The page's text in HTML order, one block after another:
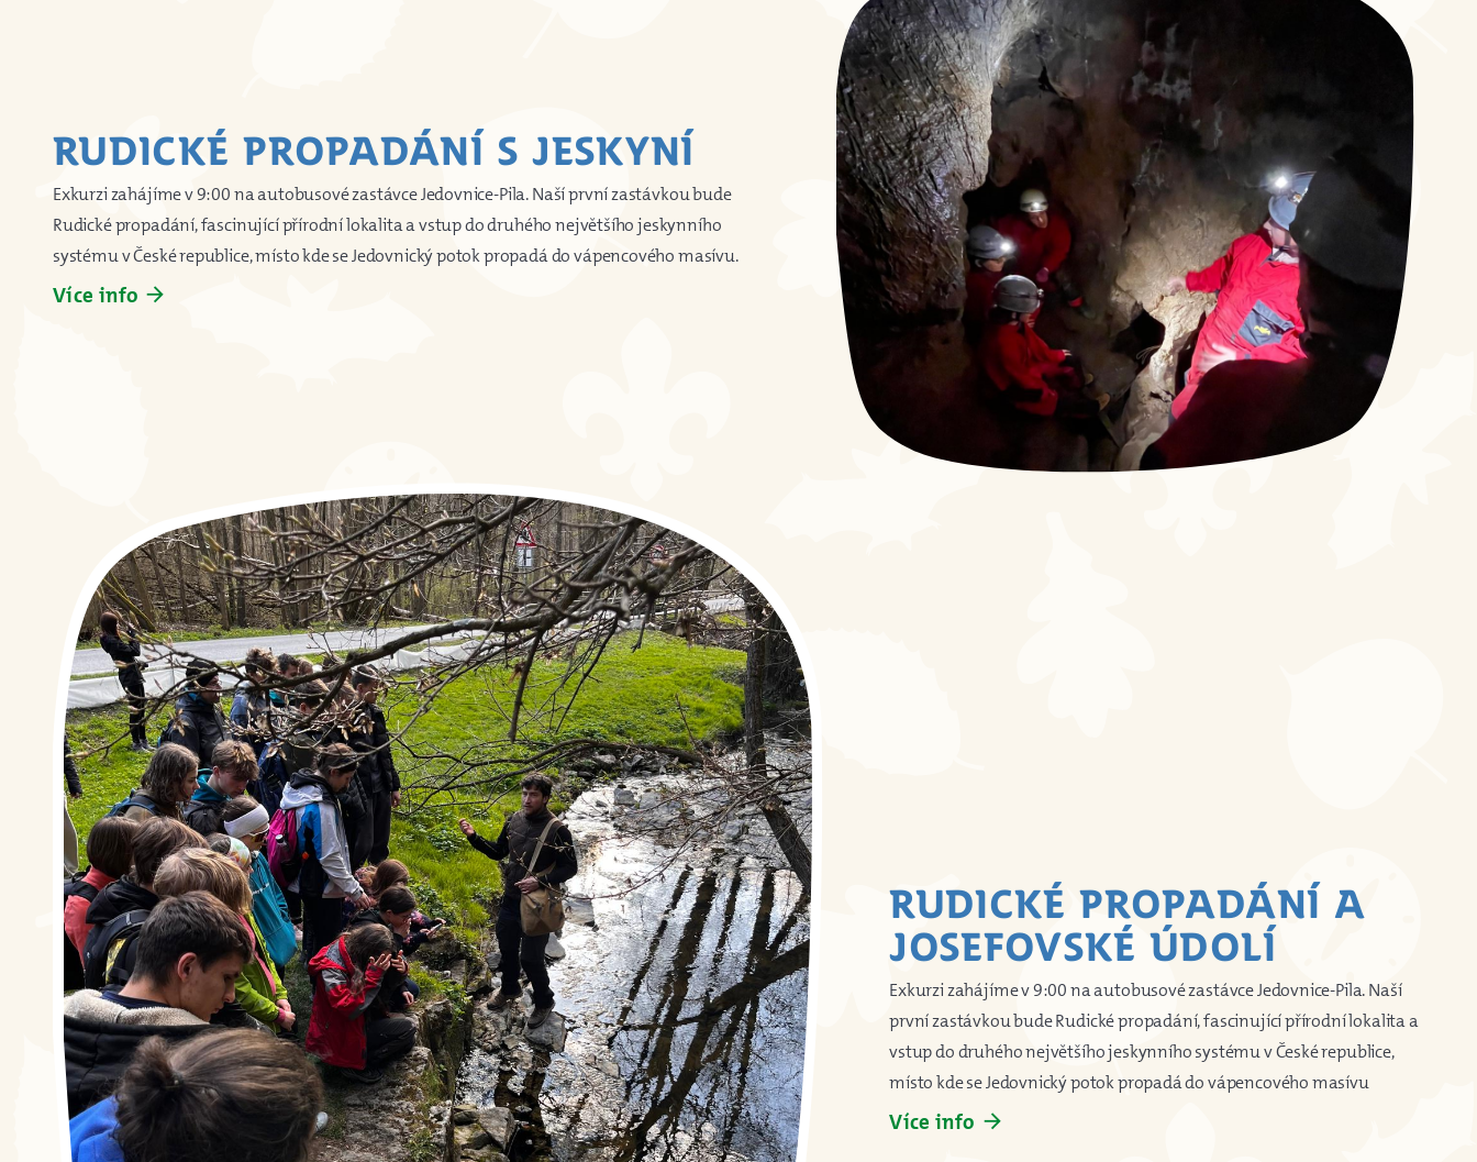
RUDICKÉ PROPADÁNÍ S JESKYNÍ
Exkurzi zahájíme v 9:00 na autobusové zastávce Jedovnice-Pila. Naší první zastávkou bude
Rudické propadání, fascinující přírodní lokalita a vstup do druhého největšího jeskynního
systému v České republice, místo kde se Jedovnický potok propadá do vápencového masívu.
Více info arrow_forward
RUDICKÉ PROPADÁNÍ A
JOSEFOVSKÉ ÚDOLÍ
Exkurzi zahájíme v 9:00 na autobusové zastávce Jedovnice-Pila. Naší
první zastávkou bude Rudické propadání, fascinující přírodní lokalita a
vstup do druhého největšího jeskynního systému v České republice,
místo kde se Jedovnický potok propadá do vápencového masívu
Více info arrow_forward